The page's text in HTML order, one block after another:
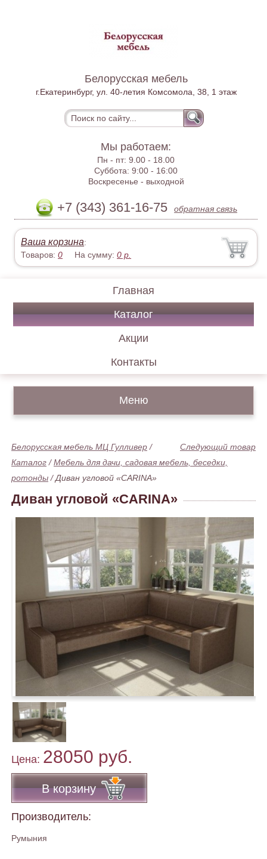
Белорусская мебель
г.Екатеринбург, ул. 40-летия Комсомола, 38, 1 этаж
Мы работаем:
Пн - пт:9.00 - 18.00
Суббота:9:00 - 16:00
Воскресенье - выходной
+7 (343) 361-16-75 обратная связь
Ваша корзина:
Товаров:0 На сумму:0 р.
Главная
Каталог
Акции
Контакты
Меню
Следующий товар
Белорусская мебель МЦ Гулливер /
Каталог /Мебель для дачи, садовая мебель, беседки,
ротонды /Диван угловой «CARINA»
Диван угловой «CARINA»
Цена: 28050 руб.
В корзину
Производитель:
Румыния